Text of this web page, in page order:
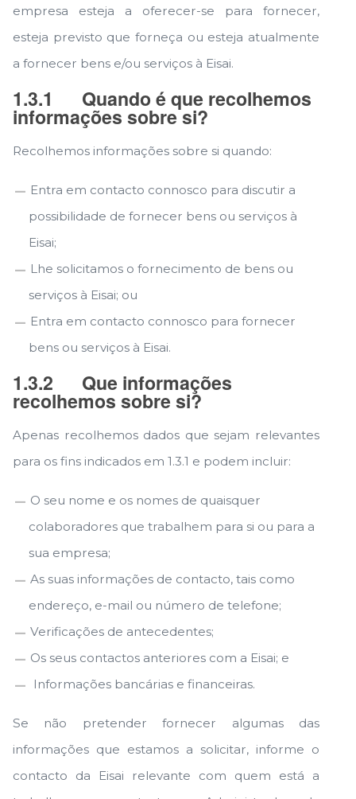
empresa esteja a oferecer-se para fornecer,
esteja previsto que forneça ou esteja atualmente
a fornecer bens e/ou serviços à Eisai.
1.3.1 Quando é que recolhemos
informações sobre si?
Recolhemos informações sobre si quando:
Entra em contacto connosco para discutir a
possibilidade de fornecer bens ou serviços à
Eisai;
Lhe solicitamos o fornecimento de bens ou
serviços à Eisai; ou
Entra em contacto connosco para fornecer
bens ou serviços à Eisai.
1.3.2 Que informações
recolhemos sobre si?
Apenas recolhemos dados que sejam relevantes
para os fins indicados em 1.3.1 e podem incluir:
O seu nome e os nomes de quaisquer
colaboradores que trabalhem para si ou para a
sua empresa;
As suas informações de contacto, tais como
endereço, e-mail ou número de telefone;
Verificações de antecedentes;
Os seus contactos anteriores com a Eisai; e
Informações bancárias e financeiras.
Se não pretender fornecer algumas das
informações que estamos a solicitar, informe o
contacto da Eisai relevante com quem está a